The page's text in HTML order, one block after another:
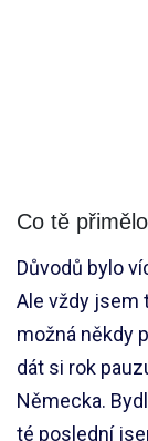
Co tě
Důvodů bylo
Ale vždy jsem
možná někdy
dát si rok
Německa.
té poslední